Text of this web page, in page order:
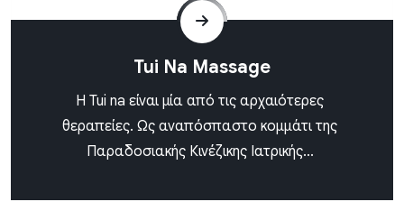
Tui Na Massage
H Tui na είναι μία από τις αρχαιότερες
θεραπείες. Ως αναπόσπαστο κομμάτι της
Παραδοσιακής Κινέζικης Ιατρικής...